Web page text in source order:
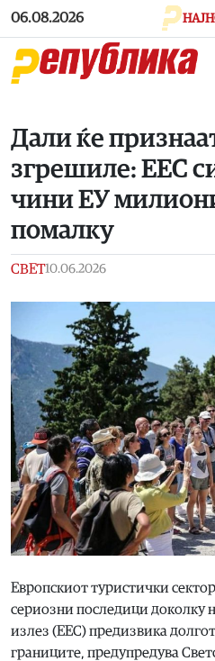
Skip to main content
06.08.2026
Дали ќе
згрешиле: ЕЕС
чини ЕУ
помалку
СВЕТ10.06.2026
Европскиот туристички
сериозни последици доколку
излез (ЕЕС) предизвика
границите, предупредува